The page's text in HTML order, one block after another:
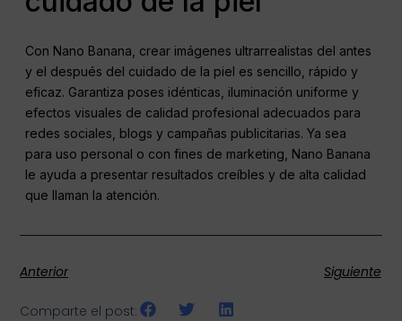
Con Nano Banana, crear imágenes ultrarrealistas del antes
y el después del cuidado de la piel es sencillo, rápido y
eficaz. Garantiza poses idénticas, iluminación uniforme y
efectos visuales de calidad profesional adecuados para
redes sociales, blogs y campañas publicitarias. Ya sea
para uso personal o con fines de marketing, Nano Banana
le ayuda a presentar resultados creíbles y de alta calidad
que llaman la atención.
Anterior Siguiente
Comparte el post: